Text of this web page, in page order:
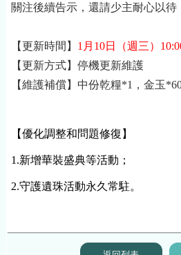
關注後續告示，還請少主耐心以待
【更新時間】 1月10日
（週三）
【更新方式】停機更新維護
【維護補償】中份乾糧*1，金玉
【優化調整和問題修復】
1.新增華裝盛典等活動；
2.守護遺珠活動永久常駐。